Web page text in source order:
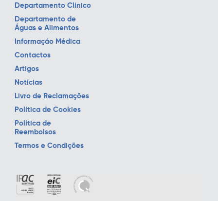
Departamento Clínico
Departamento de
Águas e Alimentos
Informação Médica
Contactos
Artigos
Notícias
Livro de Reclamações
Política de Cookies
Política de
Reembolsos
Termos e Condições